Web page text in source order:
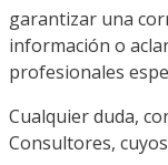
garantizar una
información o
profesionales
Cualquier duda,
Consultores,